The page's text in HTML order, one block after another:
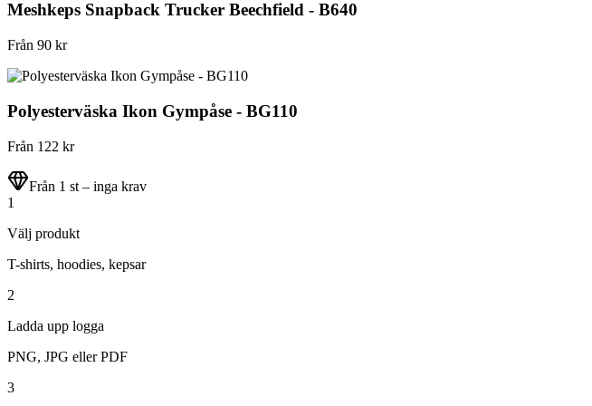
Meshkeps Snapback Trucker Beechfield - B640
Från 90 kr
Polyesterväska Ikon Gympåse - BG110
Från 122 kr
Från 1 st – inga krav
1
Välj produkt
T-shirts, hoodies, kepsar
2
Ladda upp logga
PNG, JPG eller PDF
3